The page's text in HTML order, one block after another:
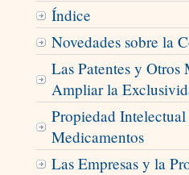
Índice
Novedades sobre la
Las Patentes y Otros
Ampliar la
Propiedad
Medicamentos
Las Empresas y la